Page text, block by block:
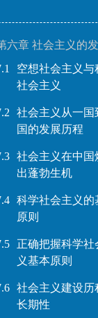
六章 社会主义的
空想社会主义与
社会主义
社会主义从一国
国的发展历程
社会主义在中国
出蓬勃生机
科学社会主义的
原则
正确把握科学社
义基本原则
社会主义建设历
长期性